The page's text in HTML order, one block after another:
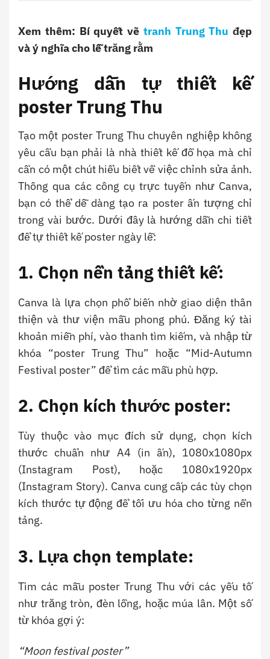
Xem thêm: Bí quyết vẽ tranh Trung Thu đẹp
và ý nghĩa cho lễ trăng rằm
Hướng dẫn tự thiết kế
poster Trung Thu
Tạo một poster Trung Thu chuyên nghiệp không
yêu cầu bạn phải là nhà thiết kế đồ họa mà chỉ
cần có một chút hiểu biết về việc chỉnh sửa ảnh.
Thông qua các công cụ trực tuyến như Canva,
bạn có thể dễ dàng tạo ra poster ấn tượng chỉ
trong vài bước. Dưới đây là hướng dẫn chi tiết
để tự thiết kế poster ngày lễ:
1. Chọn nền tảng thiết kế:
Canva là lựa chọn phổ biến nhờ giao diện thân
thiện và thư viện mẫu phong phú. Đăng ký tài
khoản miễn phí, vào thanh tìm kiếm, và nhập từ
khóa “poster Trung Thu” hoặc “Mid-Autumn
Festival poster” để tìm các mẫu phù hợp.
2. Chọn kích thước poster:
Tùy thuộc vào mục đích sử dụng, chọn kích
thước chuẩn như A4 (in ấn), 1080x1080px
(Instagram Post), hoặc 1080x1920px
(Instagram Story). Canva cung cấp các tùy chọn
kích thước tự động để tối ưu hóa cho từng nền
tảng.
3. Lựa chọn template:
Tìm các mẫu poster Trung Thu với các yếu tố
như trăng tròn, đèn lồng, hoặc múa lân. Một số
từ khóa gợi ý:
“Moon festival poster”